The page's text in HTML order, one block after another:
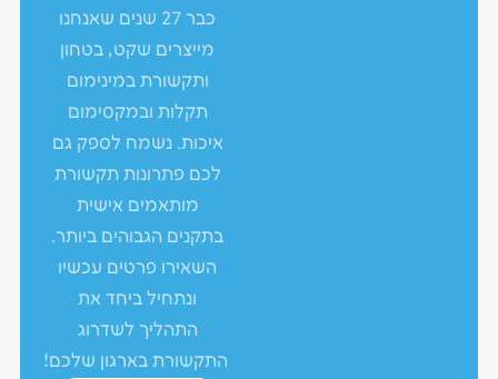
כבר 27 שנים שאנחנו
מייצרים שקט, בטחון
ותקשורת במינימום
תקלות ובמקסימום
איכות. נשמח לספק גם
לכם פתרונות תקשורת
מותאמים אישית
בתקנים הגבוהים ביותר.
השאירו פרטים עכשיו
ונתחיל ביחד את
התהליך לשדרוג
התקשורת בארגון שלכם!